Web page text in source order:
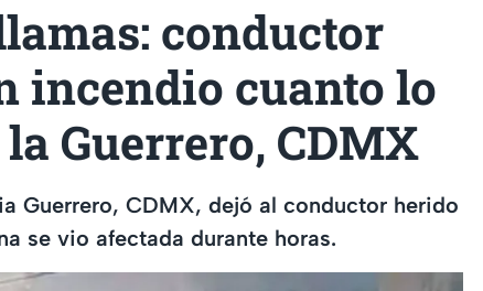
conductor
incendio cuanto lo
Guerrero, CDMX
Guerrero, CDMX, dejó al conductor herido
se vio afectada durante horas.